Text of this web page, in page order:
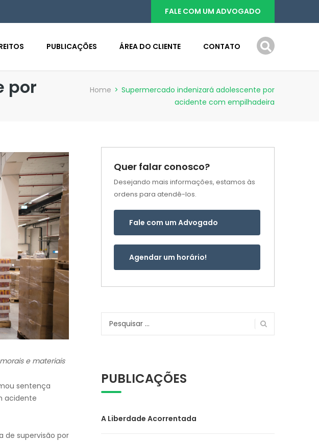
FALE COM UM ADVOGADO
PUBLICAÇÕES ÁREA DO CLIENTE CONTATO
por Home > Supermercado indenizará adolescente por
acidente com empilhadeira
e materiais
sentença
acidente
de supervisão por
Quer falar conosco?
Desejando mais informações, estamos às
ordens para atendê-los.
Fale com um Advogado
Agendar um horário!
Pesquisar
PUBLICAÇÕES
A Liberdade Acorrentada